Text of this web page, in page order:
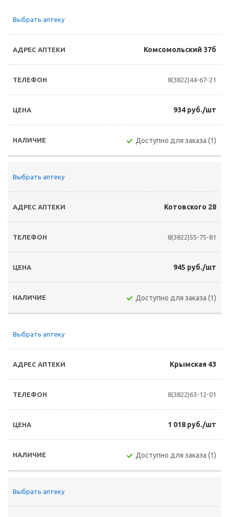
Выбрать аптеку
Комсомольский 37б
8(3822)44-67-21
934 руб./шт
Доступно для заказа (1)
Выбрать аптеку
Котовского 28
8(3822)55-75-81
945 руб./шт
Доступно для заказа (1)
Выбрать аптеку
Крымская 43
8(3822)63-12-01
1 018 руб./шт
Доступно для заказа (1)
Выбрать аптеку